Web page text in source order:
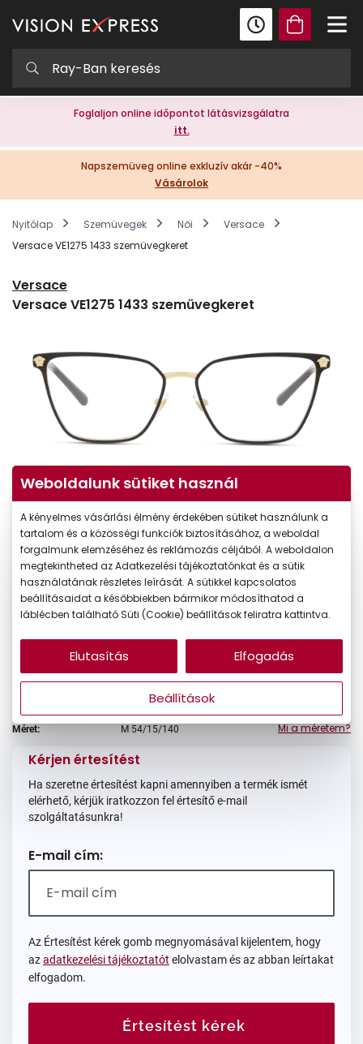
Foglaljon online időpontot látásvizsgálatra
itt.
Napszemüveg online exkluzív akár -40%
Vásárolok
Nyitólap Szemüvegek Női
Versace
Versace VE1275 1433 szemüvegkeret
Versace
Versace VE1275 1433 szemüvegkeret
Ár: 81.990 Ft
Online megvásárolható
Jelenleg nincs készleten
Méret: M 54/15/140 Mi a méretem?
Kérjen értesítést
Ha szeretne értesítést kapni amennyiben a termék ismét
elérhető, kérjük iratkozzon fel értesítő e-mail
szolgáltatásunkra!
E-mail cím:
Az Értesítést kérek gomb megnyomásával kijelentem, hogy
azadatkezelési tájékoztatót elolvastam és az abban leírtakat
elfogadom.
Értesítést kérek
Weboldalunk sütiket használ
A kényelmes vásárlási élmény érdekében sütiket használunk a
tartalom és a közösségi funkciók biztosításához, a weboldal
forgalmunk elemzéséhez és reklámozás céljából. A weboldalon
megtekintheted az Adatkezelési tájékoztatónkat és a sütik
használatának részletes leírását. A sütikkel kapcsolatos
beállításaidat a későbbiekben bármikor módosíthatod a
láblécben található Süti (Cookie) beállítások feliratra kattintva.
Beállítások
Elutasítás Elfogadás